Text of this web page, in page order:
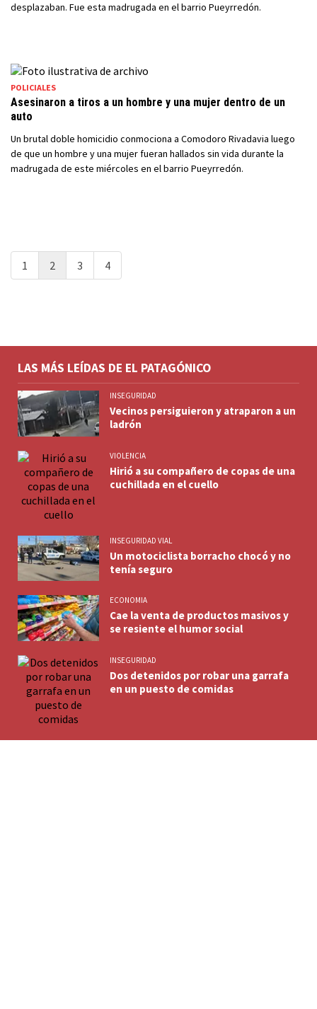
desplazaban. Fue esta madrugada en el barrio Pueyrredón.
POLICIALES
Asesinaron a tiros a un hombre y una mujer dentro de un
auto
Un brutal doble homicidio conmociona a Comodoro Rivadavia luego
de que un hombre y una mujer fueran hallados sin vida durante la
madrugada de este miércoles en el barrio Pueyrredón.
1 2 3 4
LAS MÁS LEÍDAS DE EL PATAGÓNICO
INSEGURIDAD
Vecinos persiguieron y atraparon a un
ladrón
VIOLENCIA
Hirió a su compañero de copas de una
cuchillada en el cuello
INSEGURIDAD VIAL
Un motociclista borracho chocó y no
tenía seguro
ECONOMIA
Cae la venta de productos masivos y
se resiente el humor social
INSEGURIDAD
Dos detenidos por robar una garrafa
en un puesto de comidas